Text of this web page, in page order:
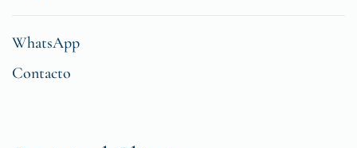
WhatsApp
Contacto